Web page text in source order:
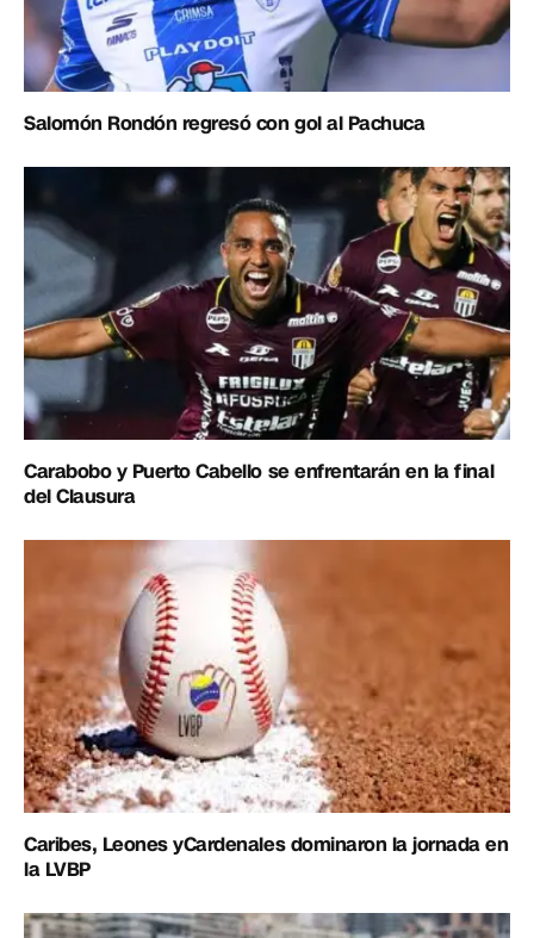
Salomón Rondón regresó con gol al Pachuca
Carabobo y Puerto Cabello se enfrentarán en la final
del Clausura
Caribes, Leones yCardenales dominaron la jornada en
la LVBP